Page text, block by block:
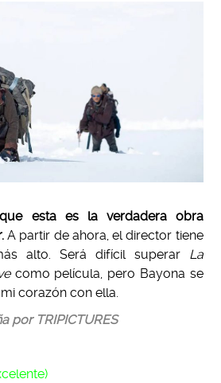
esta es la verdadera obra
A partir de ahora, el director tiene
alto. Será difícil superar La
como película, pero Bayona se
corazón con ella.
por TRIPICTURES